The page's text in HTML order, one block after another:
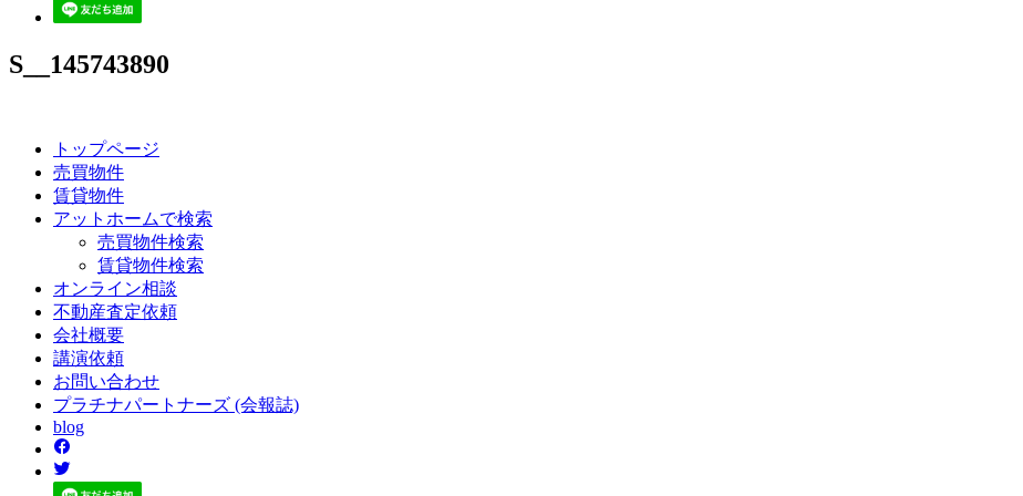
S__145743890
トップページ
売買物件
賃貸物件
アットホームで検索
売買物件検索
賃貸物件検索
オンライン相談
不動産査定依頼
会社概要
講演依頼
お問い合わせ
プラチナパートナーズ (会報誌)
blog